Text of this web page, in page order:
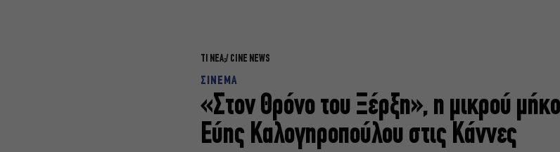
ΤΙ ΝΕΑ; CINE NEWS
ΣΙΝΕΜΑ
«Στον Θρόνο του Ξέρξη», η μικρού
Εύης Καλογηροπούλου στις Κάννες